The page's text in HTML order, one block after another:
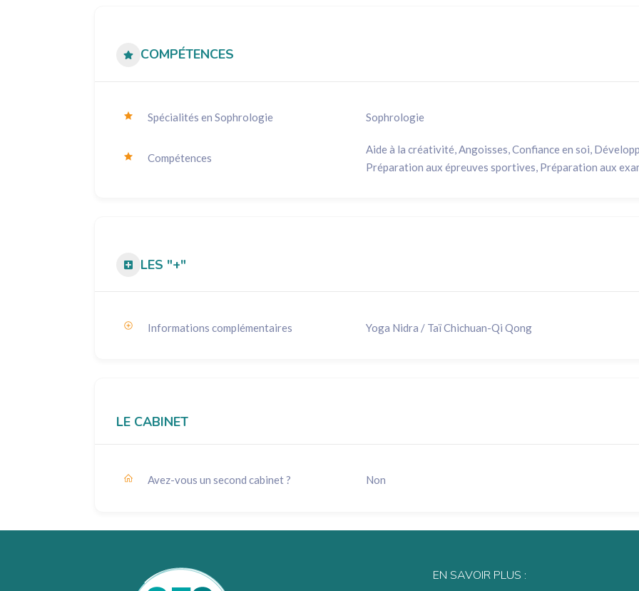
COMPÉTENCES
Spécialités en Sophrologie Sophrologie
Compétences
Aide à la créativité, Angoisses, Confiance en soi,
Préparation aux épreuves sportives, Préparation aux
LES "+"
Informations complémentaires Yoga Nidra / Taï Chichuan-Qi Qong
LE CABINET
Avez-vous un second cabinet ? Non
EN SAVOIR PLUS :